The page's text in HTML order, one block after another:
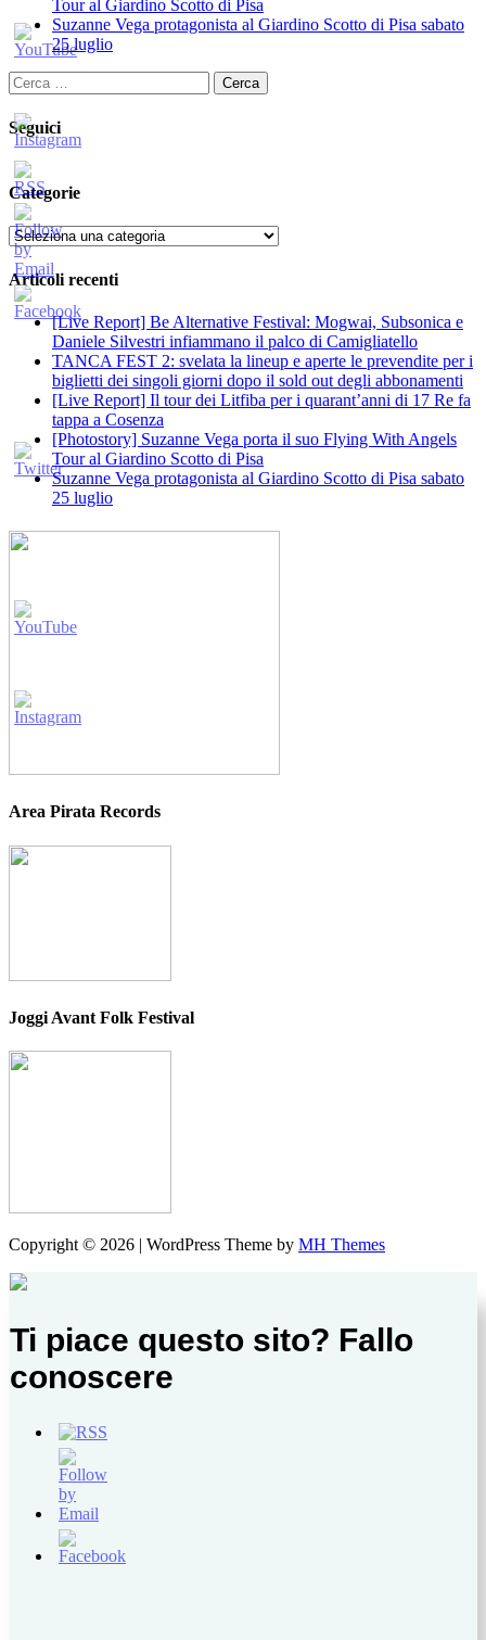
Tour al Giardino Scotto di Pisa
Suzanne Vega protagonista al Giardino Scotto di Pisa sabato
25 luglio
Ricerca
per:
Seguici
Categorie
Categorie
Articoli recenti
[Live Report] Be Alternative Festival: Mogwai, Subsonica e
Daniele Silvestri infiammano il palco di Camigliatello
TANCA FEST 2: svelata la lineup e aperte le prevendite per i
biglietti dei singoli giorni dopo il sold out degli abbonamenti
[Live Report] Il tour dei Litfiba per i quarant’anni di 17 Re fa
tappa a Cosenza
[Photostory] Suzanne Vega porta il suo Flying With Angels
Tour al Giardino Scotto di Pisa
Suzanne Vega protagonista al Giardino Scotto di Pisa sabato
25 luglio
Area Pirata Records
Joggi Avant Folk Festival
Copyright © 2026 | WordPress Theme by MH Themes
Ti piace questo sito? Fallo
conoscere